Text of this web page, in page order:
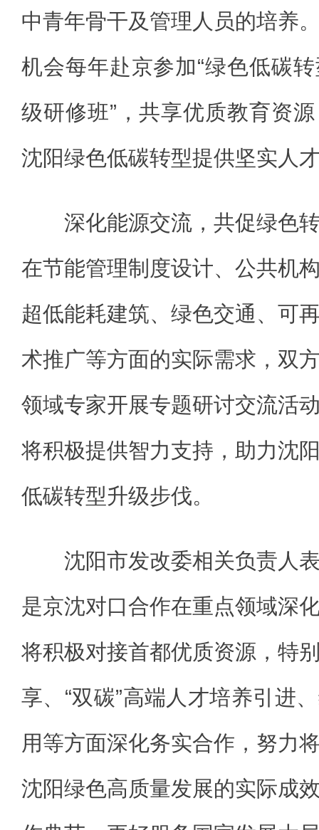
中青年骨干及管理人员的培养
机会每年赴京参加“绿色低碳
级研修班”，共享优质教育资
沈阳绿色低碳转型提供坚实人
深化能源交流，共促绿色
在节能管理制度设计、公共机
超低能耗建筑、绿色交通、可
术推广等方面的实际需求，双
领域专家开展专题研讨交流活
将积极提供智力支持，助力沈
低碳转型升级步伐。
沈阳市发改委相关负责人
是京沈对口合作在重点领域深
将积极对接首都优质资源，特
享、“双碳”高端人才培养引进
用等方面深化务实合作，努力
沈阳绿色高质量发展的实际成